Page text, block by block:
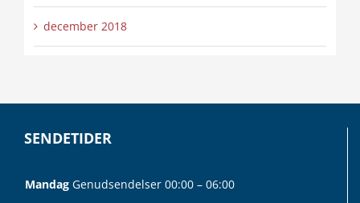
december 2018
SENDETIDER
Mandag Genudsendelser 00:00 – 06:00